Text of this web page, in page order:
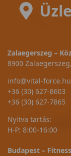
Zalaegerszeg –
8900
info@vital-force.hu
+36 (30) 627-8603
+36 (30) 627-7865
Nyitva tartás:
H-P: 8:00-16:00
Budapest –